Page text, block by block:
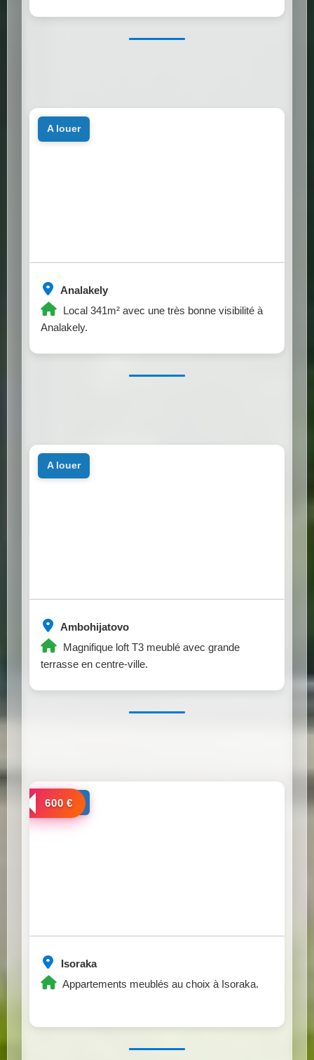
Analakely
Local 341m² avec une très bonne visibilité à
Analakely.
a louer
Ambohijatovo
Magnifique loft T3 meublé avec grande
terrasse en centre-ville.
a louer
Isoraka
Appartements meublés au choix à Isoraka.
a louer
600 €